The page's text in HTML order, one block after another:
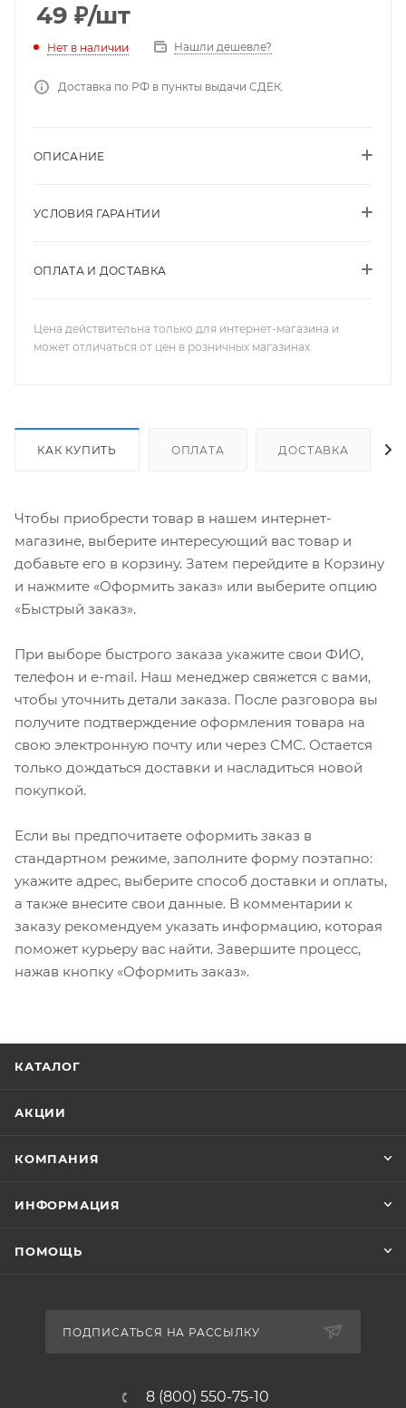
49 ₽/шт
Нет в наличии Нашли дешевле?
Доставка по РФ в пункты выдачи СДЕК.
ОПИСАНИЕ
УСЛОВИЯ ГАРАНТИИ
ОПЛАТА И ДОСТАВКА
Цена действительна только для интернет-магазина и
может отличаться от цен в розничных магазинах
КАК КУПИТЬ ОПЛАТА ДОСТАВКА
Чтобы приобрести товар в нашем интернет-
магазине, выберите интересующий вас товар и
добавьте его в корзину. Затем перейдите в Корзину
и нажмите «Оформить заказ» или выберите опцию
«Быстрый заказ».
При выборе быстрого заказа укажите свои ФИО,
телефон и e-mail. Наш менеджер свяжется с вами,
чтобы уточнить детали заказа. После разговора вы
получите подтверждение оформления товара на
свою электронную почту или через СМС. Остается
только дождаться доставки и насладиться новой
покупкой.
Если вы предпочитаете оформить заказ в
стандартном режиме, заполните форму поэтапно:
укажите адрес, выберите способ доставки и оплаты,
а также внесите свои данные. В комментарии к
заказу рекомендуем указать информацию, которая
поможет курьеру вас найти. Завершите процесс,
нажав кнопку «Оформить заказ».
КАТАЛОГ
АКЦИИ
КОМПАНИЯ
ИНФОРМАЦИЯ
ПОМОЩЬ
ПОДПИСАТЬСЯ НА РАССЫЛКУ
8 (800) 550-75-10